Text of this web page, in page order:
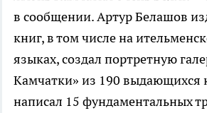
в сообщении. Артур Белашов
книг, в том числе на
языках, создал портретную
Камчатки» из 190 выдающихся
написал 15 фундаментальных